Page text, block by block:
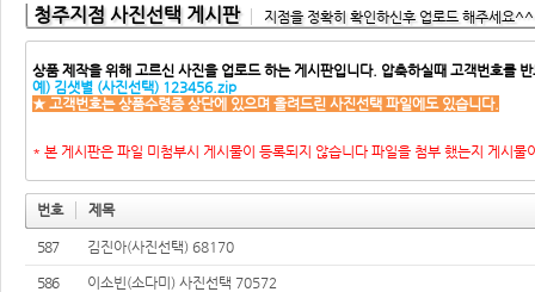
청주지점 사진선택 게시판 지점을 정확히 확인하신후 업로드 해주세요^^
상품 제작을 위해 고르신 사진을 업로드 하는 게시판입니다. 압축하실때 고객번호를
예) 김샛별 (사진선택) 123456.zip
★ 고객번호는 상품수령증 상단에 있으며 올려드린 사진선택 파일에도 있습니다.
* 본 게시판은 파일 미첨부시 게시물이 등록되지 않습니다 파일을 첨부 했는지 게시
번호 제목
587 김진아(사진선택) 68170
586 이소빈(소다미) 사진선택 70572